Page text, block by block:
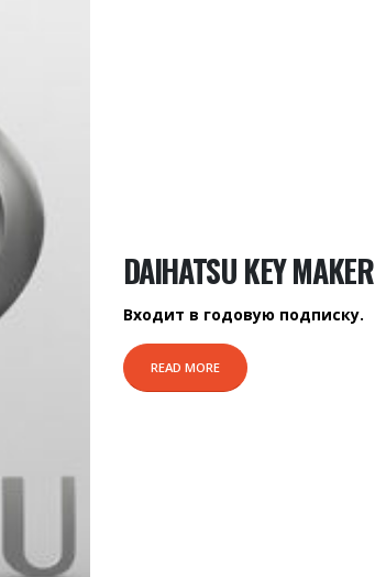
DAIHATSU KEY MAKER
Входит в годовую подписку.
READ MORE